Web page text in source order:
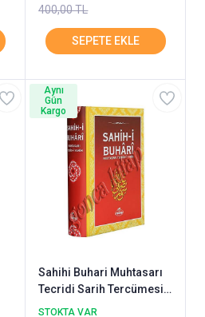
400,00 TL
Sahihi Buhari Muhtasarı
Tecridi Sarih Tercümesi
2.Hamur Büyük Ravza
STOKTA VAR
Aynı
Gün
Kargo